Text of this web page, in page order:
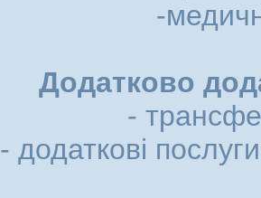
-
Додатково
-
- додаткові